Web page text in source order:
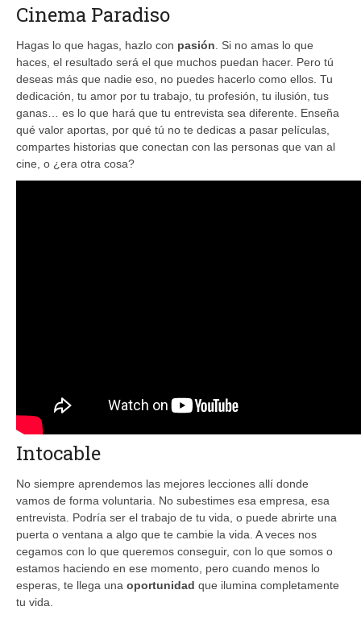
Cinema Paradiso
Hagas lo que hagas, hazlo con pasión . Si no amas lo que
haces, el resultado será el que muchos puedan hacer. Pero tú
deseas más que nadie eso, no puedes hacerlo como ellos. Tu
dedicación, tu amor por tu trabajo, tu profesión, tu ilusión, tus
ganas… es lo que hará que tu entrevista sea diferente. Enseña
qué valor aportas, por qué tú no te dedicas a pasar películas,
compartes historias que conectan con las personas que van al
cine, o ¿era otra cosa?
Intocable
No siempre aprendemos las mejores lecciones allí donde
vamos de forma voluntaria. No subestimes esa empresa, esa
entrevista. Podría ser el trabajo de tu vida, o puede abrirte una
puerta o ventana a algo que te cambie la vida. A veces nos
cegamos con lo que queremos conseguir, con lo que somos o
estamos haciendo en ese momento, pero cuando menos lo
esperas, te llega una oportunidad que ilumina completamente
tu vida.